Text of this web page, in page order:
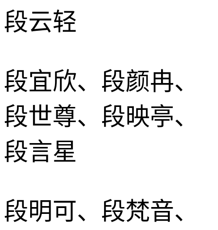
段云轻
段宜欣、段颜冉、
段世尊、段映亭、
段言星
段明可、段梵音、